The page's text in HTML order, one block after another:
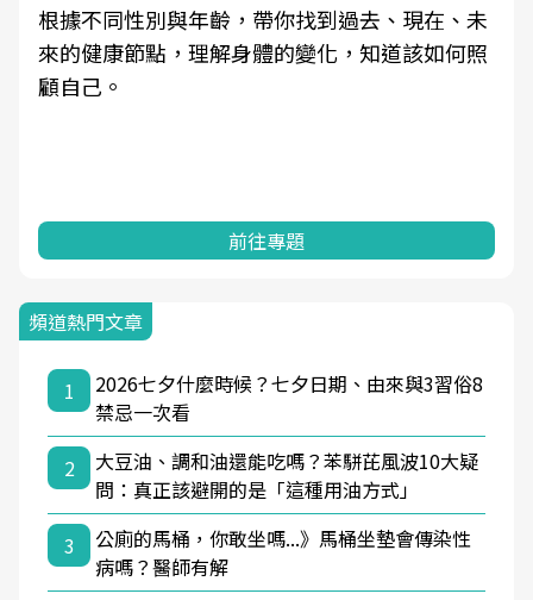
根據不同性別與年齡，帶你找到過去、現在、未
來的健康節點，理解身體的變化，知道該如何照
顧自己。
前往專題
頻道熱門文章
1
2026七夕什麼時候？七夕日期、由來與3習俗8
禁忌一次看
2
大豆油、調和油還能吃嗎？苯駢芘風波10大疑
問：真正該避開的是「這種用油方式」
3
公廁的馬桶，你敢坐嗎...》馬桶坐墊會傳染性
病嗎？醫師有解